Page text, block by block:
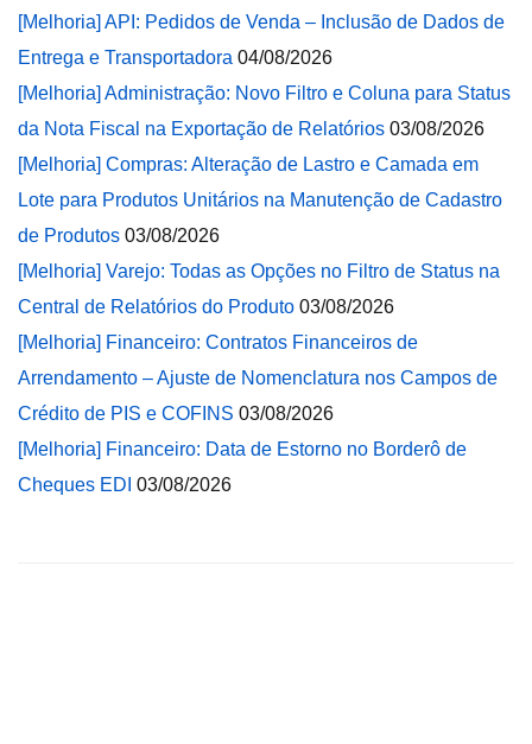
[Melhoria] API: Pedidos de Venda – Inclusão de Dados de
Entrega e Transportadora 04/08/2026
[Melhoria] Administração: Novo Filtro e Coluna para Status
da Nota Fiscal na Exportação de Relatórios 03/08/2026
[Melhoria] Compras: Alteração de Lastro e Camada em
Lote para Produtos Unitários na Manutenção de Cadastro
de Produtos 03/08/2026
[Melhoria] Varejo: Todas as Opções no Filtro de Status na
Central de Relatórios do Produto 03/08/2026
[Melhoria] Financeiro: Contratos Financeiros de
Arrendamento – Ajuste de Nomenclatura nos Campos de
Crédito de PIS e COFINS 03/08/2026
[Melhoria] Financeiro: Data de Estorno no Borderô de
Cheques EDI 03/08/2026